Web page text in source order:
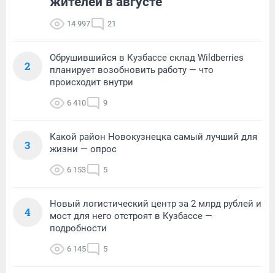
14 997 21
2
Обрушившийся в Кузбассе склад Wildberries
планирует возобновить работу — что
происходит внутри
6 410 9
3
Какой район Новокузнецка самый лучший для
жизни — опрос
6 153 5
4
Новый логистический центр за 2 млрд рублей и
мост для него отстроят в Кузбассе —
подробности
6 145 5